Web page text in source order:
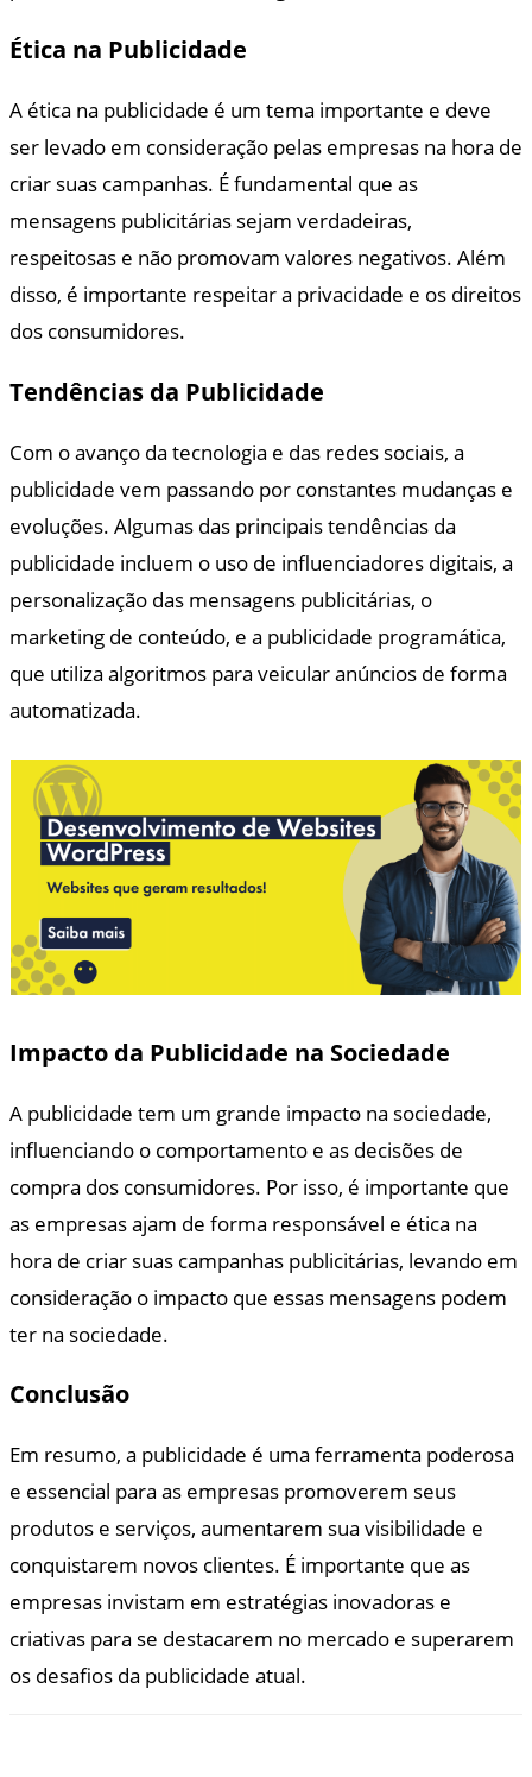
Ética na Publicidade
A ética na publicidade é um tema importante e deve
ser levado em consideração pelas empresas na hora de
criar suas campanhas. É fundamental que as
mensagens publicitárias sejam verdadeiras,
respeitosas e não promovam valores negativos. Além
disso, é importante respeitar a privacidade e os direitos
dos consumidores.
Tendências da Publicidade
Com o avanço da tecnologia e das redes sociais, a
publicidade vem passando por constantes mudanças e
evoluções. Algumas das principais tendências da
publicidade incluem o uso de influenciadores digitais, a
personalização das mensagens publicitárias, o
marketing de conteúdo, e a publicidade programática,
que utiliza algoritmos para veicular anúncios de forma
automatizada.
Impacto da Publicidade na Sociedade
A publicidade tem um grande impacto na sociedade,
influenciando o comportamento e as decisões de
compra dos consumidores. Por isso, é importante que
as empresas ajam de forma responsável e ética na
hora de criar suas campanhas publicitárias, levando em
consideração o impacto que essas mensagens podem
ter na sociedade.
Conclusão
Em resumo, a publicidade é uma ferramenta poderosa
e essencial para as empresas promoverem seus
produtos e serviços, aumentarem sua visibilidade e
conquistarem novos clientes. É importante que as
empresas invistam em estratégias inovadoras e
criativas para se destacarem no mercado e superarem
os desafios da publicidade atual.